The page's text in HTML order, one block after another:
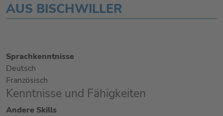
AUS BISCHWILLER
Sprachkenntnisse
Deutsch
Französisch
Kenntnisse und Fähigkeiten
Andere Skills